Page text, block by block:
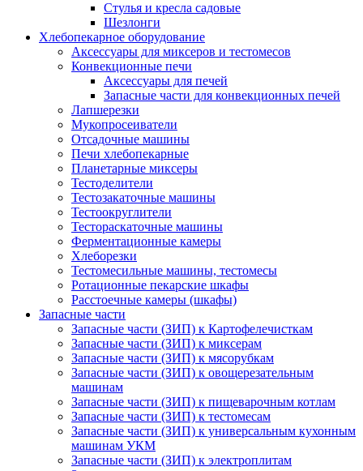
Стулья и кресла садовые
Шезлонги
Хлебопекарное оборудование
Аксессуары для миксеров и тестомесов
Конвекционные печи
Аксессуары для печей
Запасные части для конвекционных печей
Лапшерезки
Мукопросеиватели
Отсадочные машины
Печи хлебопекарные
Планетарные миксеры
Тестоделители
Тестозакаточные машины
Тестоокруглители
Тестораскаточные машины
Ферментационные камеры
Хлеборезки
Тестомесильные машины, тестомесы
Ротационные пекарские шкафы
Расстоечные камеры (шкафы)
Запасные части
Запасные части (ЗИП) к Картофелечисткам
Запасные части (ЗИП) к миксерам
Запасные части (ЗИП) к мясорубкам
Запасные части (ЗИП) к овощерезательным
машинам
Запасные части (ЗИП) к пищеварочным котлам
Запасные части (ЗИП) к тестомесам
Запасные части (ЗИП) к универсальным кухонным
машинам УКМ
Запасные части (ЗИП) к электроплитам